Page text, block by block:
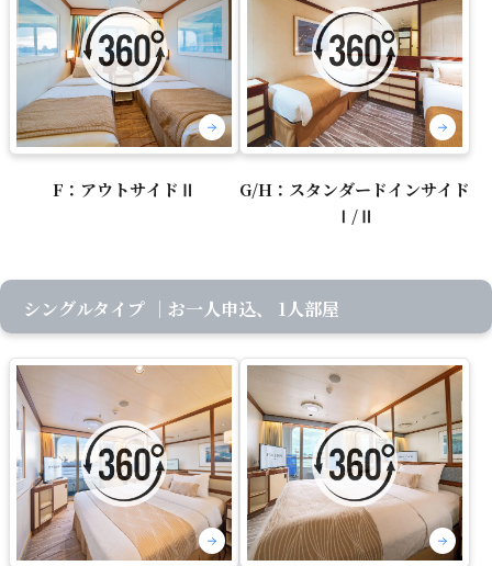
F：アウトサイドⅡ
G/H：スタンダードインサイド
Ⅰ/Ⅱ
シングルタイプ ｜お一人申込、 1人部屋